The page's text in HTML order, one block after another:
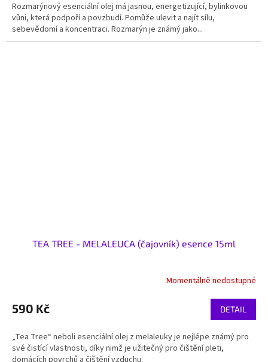
Rozmarýnový esenciální olej má jasnou, energetizující, bylinkovou
vůni, která podpoří a povzbudí. Pomůže ulevit a najít sílu,
sebevědomí a koncentraci. Rozmarýn je známý jako...
TEA TREE - MELALEUCA (čajovník) esence 15ml
Momentálně nedostupné
590 Kč DETAIL
„Tea Tree“ neboli esenciální olej z melaleuky je nejlépe známý pro
své čistící vlastnosti, díky nimž je užitečný pro čištění pleti,
domácích povrchů a čištění vzduchu.